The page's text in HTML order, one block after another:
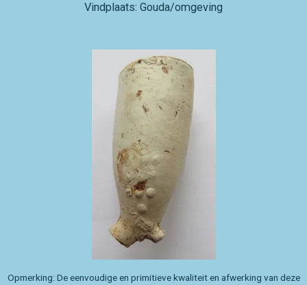
Vindplaats: Gouda/omgeving
Opmerking: De eenvoudige en primitieve kwaliteit en afwerking van deze